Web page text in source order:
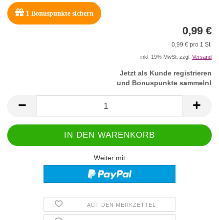
1 Bonuspunkte sichern
0,99 €
0,99 € pro 1 St.
inkl. 19% MwSt. zzgl. Versand
Jetzt als Kunde registrieren
und Bonuspunkte sammeln!
Weiter mit
AUF DEN MERKZETTEL